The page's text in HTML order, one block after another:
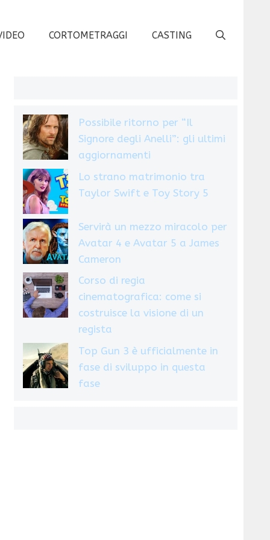
CORTOMETRAGGI CASTING
Possibile ritorno per “Il
Signore degli Anelli”: gli ultimi
aggiornamenti
Lo strano matrimonio tra
Taylor Swift e Toy Story 5
Servirà un mezzo miracolo per
Avatar 4 e Avatar 5 a James
Cameron
Corso di regia
cinematografica: come si
costruisce la visione di un
regista
Top Gun 3 è ufficialmente in
fase di sviluppo in questa
fase